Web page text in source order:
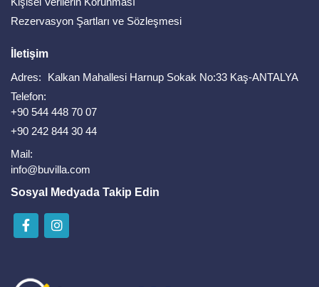
Rezervasyon Şartları ve Sözleşmesi
İletişim
Adres:
Kalkan Mahallesi Harnup Sokak No:33 Kaş-ANTALYA
Telefon:
+90 544 448 70 07
+90 242 844 30 44
Mail:
info@buvilla.com
Sosyal Medyada Takip Edin